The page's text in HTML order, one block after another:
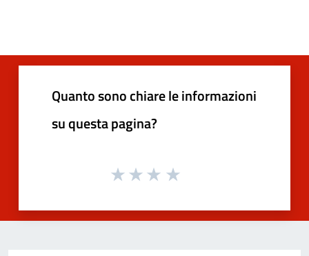
Quanto sono chiare le informazioni
su questa pagina?